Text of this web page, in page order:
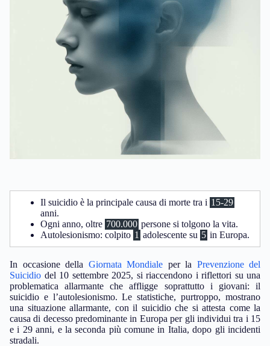
Il suicidio è la principale causa di morte tra i 15-29
anni.
Ogni anno, oltre 700.000 persone si tolgono la vita.
Autolesionismo: colpito 1 adolescente su 5 in Europa.
In occasione della Giornata Mondiale per la Prevenzione del
Suicidio del 10 settembre 2025, si riaccendono i riflettori su una
problematica allarmante che affligge soprattutto i giovani: il
suicidio e l’autolesionismo. Le statistiche, purtroppo, mostrano
una situazione allarmante, con il suicidio che si attesta come la
causa di decesso predominante in Europa per gli individui tra i 15
e i 29 anni, e la seconda più comune in Italia, dopo gli incidenti
stradali.